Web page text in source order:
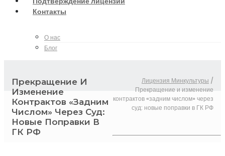
Контакты
О нас
Блог
Прекращение И
Изменение
Контрактов «задним
Числом» Через Суд:
Новые Поправки В
ГК РФ
Лицензия Минкультуры /
Прекращение и изменение
контрактов «задним числом» через
суд: новые поправки в ГК РФ